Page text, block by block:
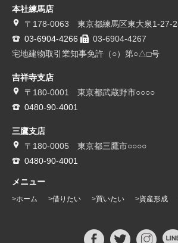
本社練馬店
〒178-0063 東京都練馬区東大泉1-27-
03-6904-4266
03-6904-4267
宅地建物取引業知事免許（○）第○△□号
吉祥寺支店
〒180-0001 東京都武蔵野市○○○○
0480-90-4001
三鷹支店
〒180-0005 東京都三鷹市○○○○
0480-90-4001
メニュー
ホーム 借りたい 買いたい 資産形成